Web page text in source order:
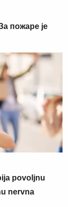
пожаре је
povoljnu
nervna